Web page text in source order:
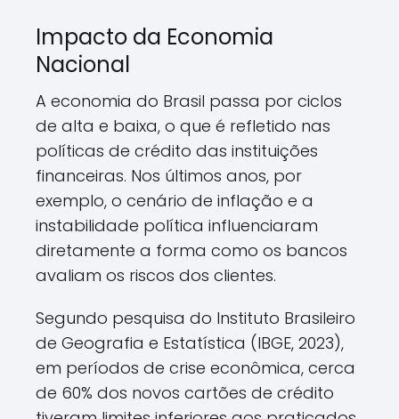
Impacto da Economia
Nacional
A economia do Brasil passa por ciclos
de alta e baixa, o que é refletido nas
políticas de crédito das instituições
financeiras. Nos últimos anos, por
exemplo, o cenário de inflação e a
instabilidade política influenciaram
diretamente a forma como os bancos
avaliam os riscos dos clientes.
Segundo pesquisa do Instituto Brasileiro
de Geografia e Estatística (IBGE, 2023),
em períodos de crise econômica, cerca
de 60% dos novos cartões de crédito